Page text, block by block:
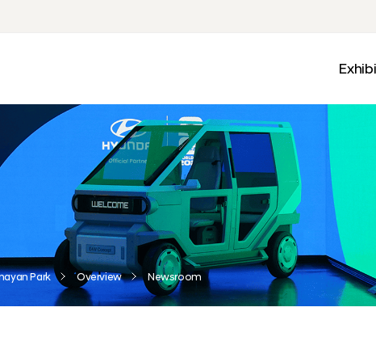
Media
Park Overview Newsroom